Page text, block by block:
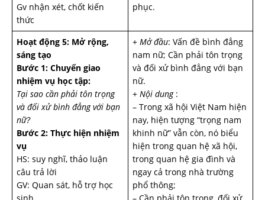
Gv nhận xét, chốt kiến
thức
phục.
Hoạt động 5: Mở rộng,
sáng tạo
Bước 1: Chuyển giao
nhiệm vụ học tập:
Tại sao cần phải tôn trọng
và đối xử bình đẳng với bạn
nữ?
Bước 2: Thực hiện nhiệm
vụ
HS: suy nghĩ, thảo luận
câu trả lời
GV: Quan sát, hỗ trợ học
+ Mở đầu: Vấn đề bình đẳng
nam nữ; Cần phải tôn trọng
và đối xử bình đẳng với bạn
nữ.
+ Nội dung :
– Trong xã hội Việt Nam hiện
nay, hiện tượng “trọng nam
khinh nữ” vẫn còn, nó biểu
hiện trong quan hệ xã hội,
trong quan hệ gia đình và
ngay cả trong nhà trường
phổ thông;